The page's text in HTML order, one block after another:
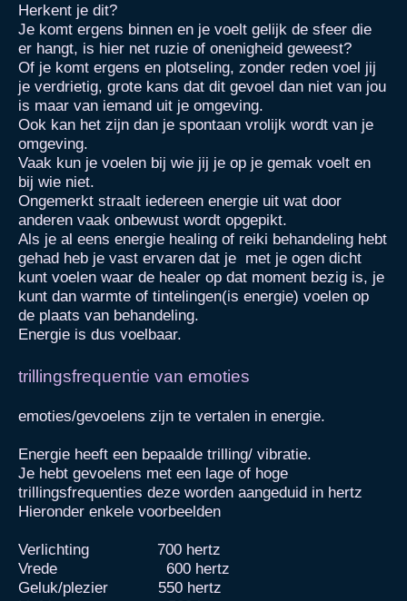
Herkent je dit?
Je komt ergens binnen en je voelt gelijk de sfeer die
er hangt, is hier net ruzie of onenigheid geweest?
Of je komt ergens en plotseling, zonder reden voel jij
je verdrietig, grote kans dat dit gevoel dan niet van jou
is maar van iemand uit je omgeving.
Ook kan het zijn dan je spontaan vrolijk wordt van je
omgeving.
Vaak kun je voelen bij wie jij je op je gemak voelt en
bij wie niet.
Ongemerkt straalt iedereen energie uit wat door
anderen vaak onbewust wordt opgepikt.
Als je al eens energie healing of reiki behandeling hebt
gehad heb je vast ervaren dat je met je ogen dicht
kunt voelen waar de healer op dat moment bezig is, je
kunt dan warmte of tintelingen(is energie) voelen op
de plaats van behandeling.
Energie is dus voelbaar.
trillingsfrequentie van emoties
emoties/gevoelens zijn te vertalen in energie.
Energie heeft een bepaalde trilling/ vibratie.
Je hebt gevoelens met een lage of hoge
trillingsfrequenties deze worden aangeduid in hertz
Hieronder enkele voorbeelden
Verlichting 700 hertz
Vrede 600 hertz
Geluk/plezier 550 hertz